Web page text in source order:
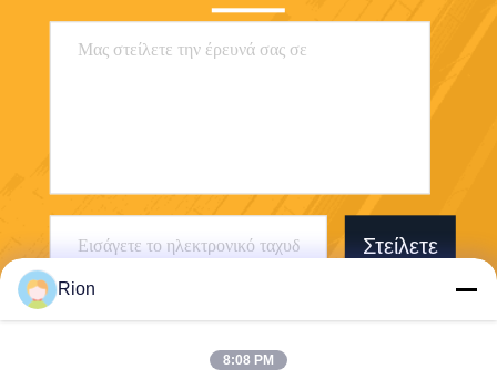
Στείλετε
Rion
8:08 PM